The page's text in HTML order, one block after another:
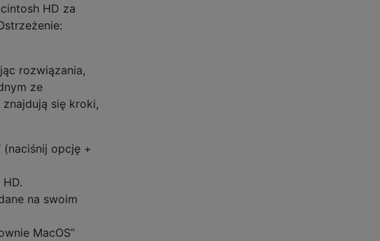
HD za
rozwiązania,
ze
się kroki,
(naciśnij opcję +
na swoim
MacOS”